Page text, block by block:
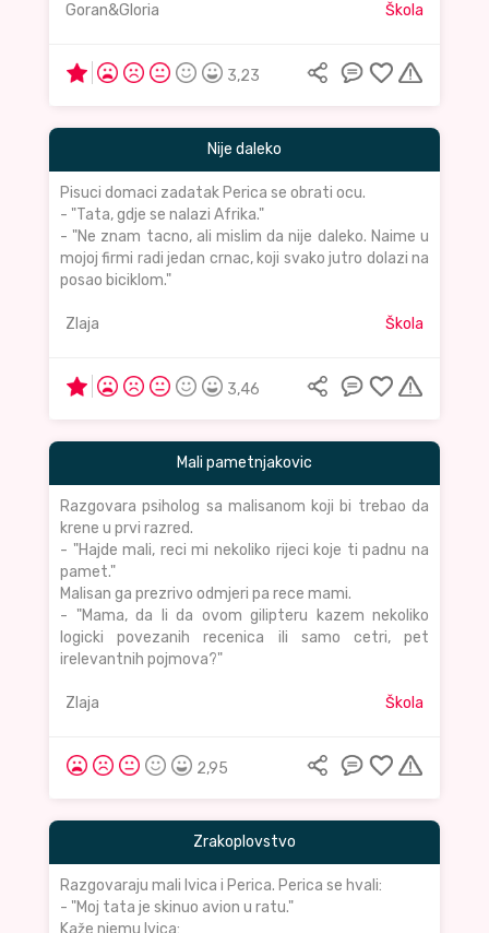
Goran&Gloria Škola
3,23
Nije daleko
Pisuci domaci zadatak Perica se obrati ocu.
- "Tata, gdje se nalazi Afrika."
- "Ne znam tacno, ali mislim da nije daleko. Naime u
mojoj firmi radi jedan crnac, koji svako jutro dolazi na
posao biciklom."
Zlaja Škola
3,46
Mali pametnjakovic
Razgovara psiholog sa malisanom koji bi trebao da
krene u prvi razred.
- "Hajde mali, reci mi nekoliko rijeci koje ti padnu na
pamet."
Malisan ga prezrivo odmjeri pa rece mami.
- "Mama, da li da ovom gilipteru kazem nekoliko
logicki povezanih recenica ili samo cetri, pet
irelevantnih pojmova?"
Zlaja Škola
2,95
Zrakoplovstvo
Razgovaraju mali Ivica i Perica. Perica se hvali:
- "Moj tata je skinuo avion u ratu."